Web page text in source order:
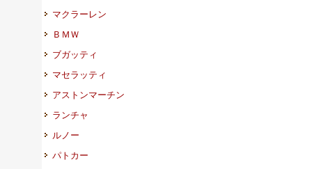
マクラーレン
ＢＭＷ
ブガッティ
マセラッティ
アストンマーチン
ランチャ
ルノー
パトカー